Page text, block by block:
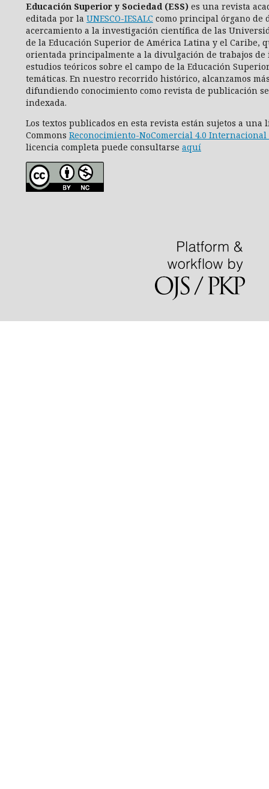
Educación Superior y Sociedad (ESS) es una revista
editada por la UNESCO-IESALC como principal órgano de
acercamiento a la investigación científica de las
de la Educación Superior de América Latina y el Caribe,
orientada principalmente a la divulgación de trabajos de
estudios teóricos sobre el campo de la Educación
temáticas. En nuestro recorrido histórico, alcanzamos
difundiendo conocimiento como revista de publicación
indexada.
Los textos publicados en esta revista están sujetos a una
Commons Reconocimiento-NoComercial 4.0 Internacional
licencia completa puede consultarse aquí